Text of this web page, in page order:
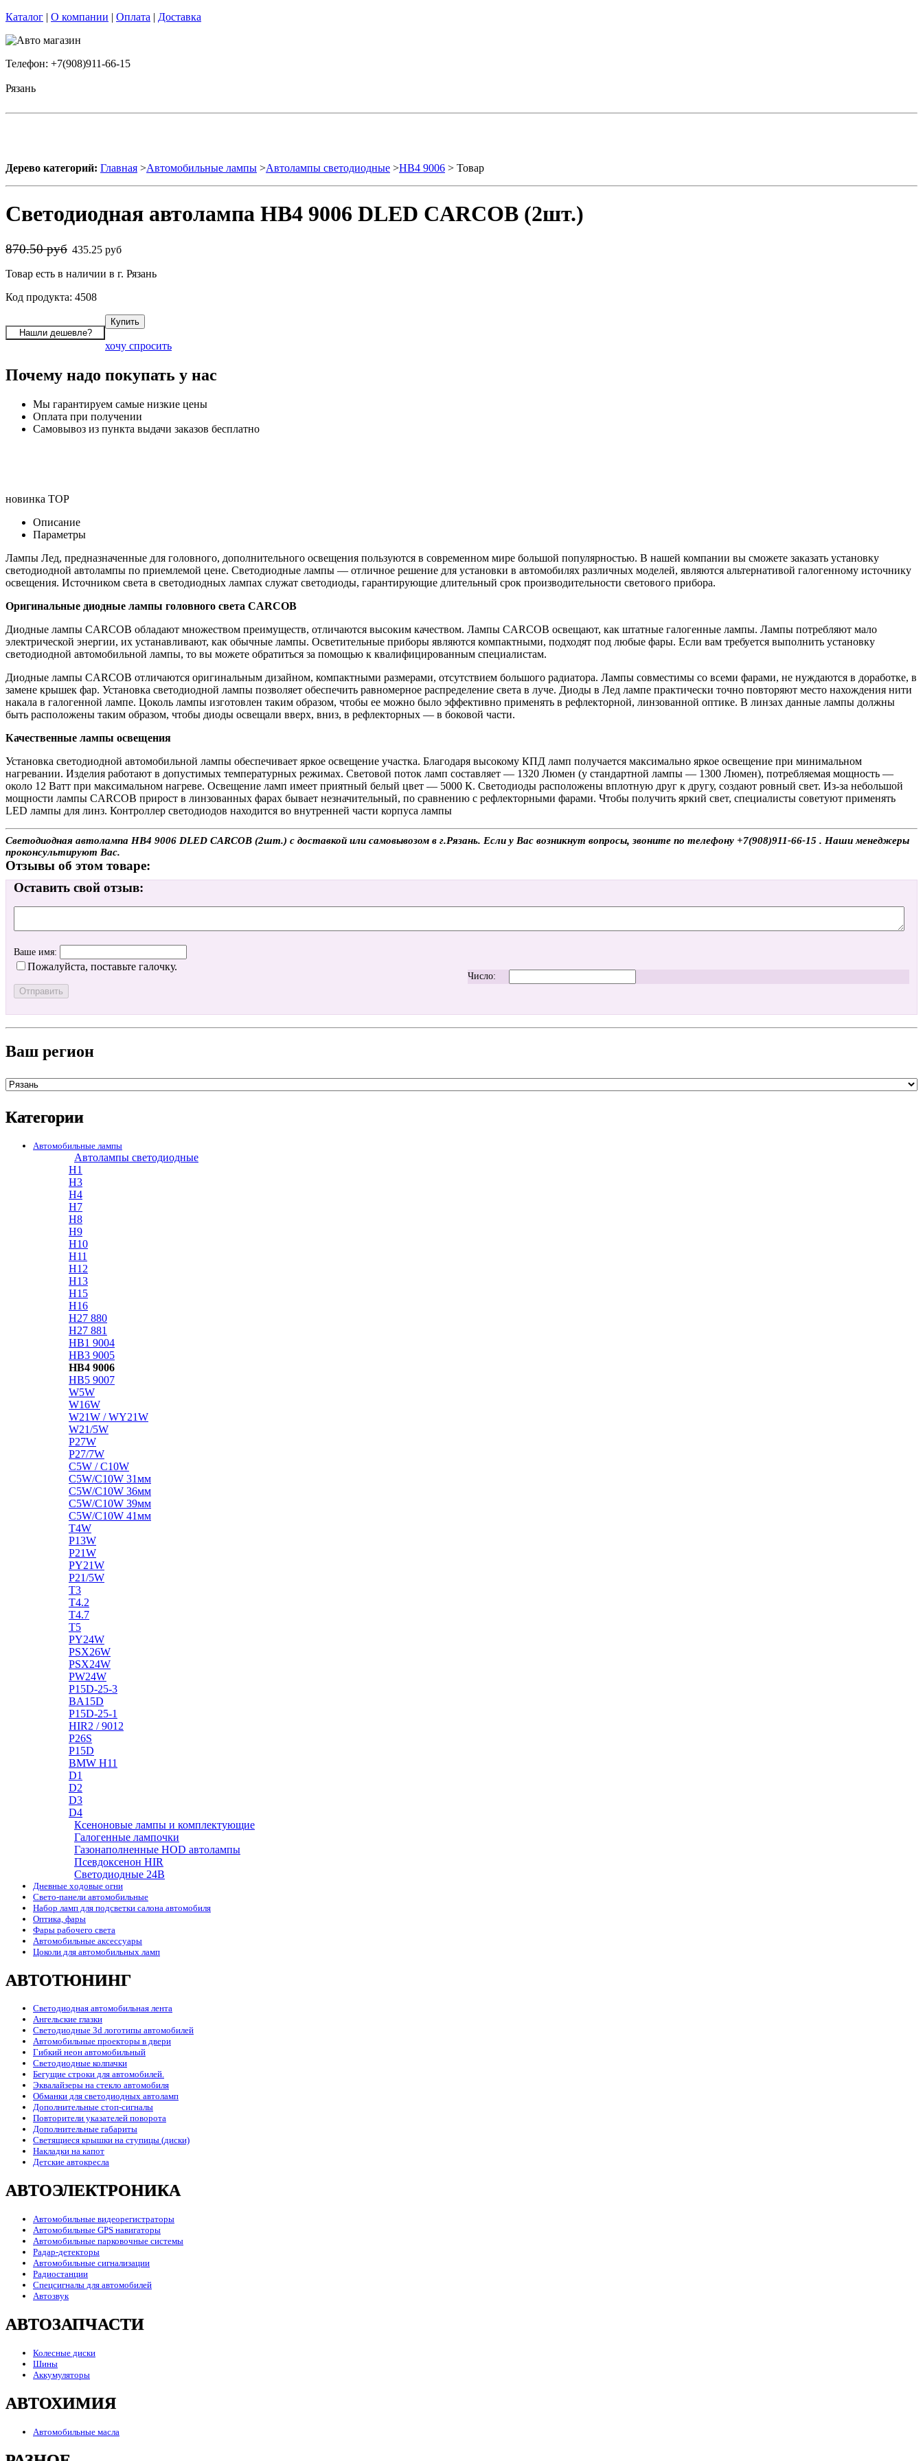
Каталог | О компании | Оплата | Доставка
Телефон: +7(908)911-66-15
Рязань
Дерево категорий: Главная >Автомобильные лампы >Автолампы светодиодные >HB4 9006 > Товар
Светодиодная автолампа HB4 9006 DLED CARCOB (2шт.)
870.50 руб 435.25 руб
Товар есть в наличии в г. Рязань
Код продукта: 4508
хочу спросить
Почему надо покупать у нас
Мы гарантируем самые низкие цены
Оплата при получении
Самовывоз из пункта выдачи заказов бесплатно
новинка TOP
Описание
Параметры
Лампы Лед, предназначенные для головного, дополнительного освещения пользуются в современном мире большой популярностью. В нашей компании вы сможете заказать установку
светодиодной автолампы по приемлемой цене. Светодиодные лампы — отличное решение для установки в автомобилях различных моделей, являются альтернативой галогенному источнику
освещения. Источником света в светодиодных лампах служат светодиоды, гарантирующие длительный срок производительности светового прибора.
Оригинальные диодные лампы головного света CARCOB
Диодные лампы CARCOB обладают множеством преимуществ, отличаются высоким качеством. Лампы CARCOB освещают, как штатные галогенные лампы. Лампы потребляют мало
электрической энергии, их устанавливают, как обычные лампы. Осветительные приборы являются компактными, подходят под любые фары. Если вам требуется выполнить установку
светодиодной автомобильной лампы, то вы можете обратиться за помощью к квалифицированным специалистам.
Диодные лампы CARCOB отличаются оригинальным дизайном, компактными размерами, отсутствием большого радиатора. Лампы совместимы со всеми фарами, не нуждаются в доработке, в
замене крышек фар. Установка светодиодной лампы позволяет обеспечить равномерное распределение света в луче. Диоды в Лед лампе практически точно повторяют место нахождения нити
накала в галогенной лампе. Цоколь лампы изготовлен таким образом, чтобы ее можно было эффективно применять в рефлекторной, линзованной оптике. В линзах данные лампы должны
быть расположены таким образом, чтобы диоды освещали вверх, вниз, в рефлекторных — в боковой части.
Качественные лампы освещения
Установка светодиодной автомобильной лампы обеспечивает яркое освещение участка. Благодаря высокому КПД ламп получается максимально яркое освещение при минимальном
нагревании. Изделия работают в допустимых температурных режимах. Световой поток ламп составляет — 1320 Люмен (у стандартной лампы — 1300 Люмен), потребляемая мощность —
около 12 Ватт при максимальном нагреве. Освещение ламп имеет приятный белый цвет — 5000 К. Светодиоды расположены вплотную друг к другу, создают ровный свет. Из-за небольшой
мощности лампы CARCOB прирост в линзованных фарах бывает незначительный, по сравнению с рефлекторными фарами. Чтобы получить яркий свет, специалисты советуют применять
LED лампы для линз. Контроллер светодиодов находится во внутренней части корпуса лампы
Светодиодная автолампа HB4 9006 DLED CARCOB (2шт.) с доставкой или самовывозом в г.Рязань. Если у Вас возникнут вопросы, звоните по телефону +7(908)911-66-15 . Наши менеджеры
проконсультируют Вас.
Отзывы об этом товаре:
Оставить свой отзыв:
Ваше имя:
Пожалуйста, поставьте галочку.
Число:
Ваш регион
Категории
Автомобильные лампы
Автолампы светодиодные
H1
H3
H4
H7
H8
H9
H10
H11
H12
H13
H15
H16
H27 880
H27 881
HB1 9004
HB3 9005
HB4 9006
HB5 9007
W5W
W16W
W21W / WY21W
W21/5W
P27W
P27/7W
C5W / C10W
C5W/C10W 31мм
C5W/C10W 36мм
C5W/C10W 39мм
C5W/C10W 41мм
T4W
P13W
P21W
PY21W
P21/5W
T3
T4.2
T4.7
T5
PY24W
PSX26W
PSX24W
PW24W
P15D-25-3
BA15D
P15D-25-1
HIR2 / 9012
P26S
P15D
BMW H11
D1
D2
D3
D4
Ксеноновые лампы и комплектующие
Галогенные лампочки
Газонаполненные HOD автолампы
Псевдоксенон HIR
Cветодиодные 24B
Дневные ходовые огни
Свето-панели автомобильные
Набор ламп для подсветки салона автомобиля
Оптика, фары
Фары рабочего света
Автомобильные аксессуары
Цоколи для автомобильных ламп
АВТОТЮНИНГ
Светодиодная автомобильная лента
Ангельские глазки
Светодиодные 3d логотипы автомобилей
Автомобильные проекторы в двери
Гибкий неон автомобильный
Светодиодные колпачки
Бегущие строки для автомобилей.
Эквалайзеры на стекло автомобиля
Обманки для светодиодных автоламп
Дополнительные стоп-сигналы
Повторители указателей поворота
Дополнительные габариты
Светящиеся крышки на ступицы (диски)
Накладки на капот
Детские автокресла
АВТОЭЛЕКТРОНИКА
Автомобильные видеорегистраторы
Автомобильные GPS навигаторы
Автомобильные парковочные системы
Радар-детекторы
Автомобильные сигнализации
Радиостанции
Спецсигналы для автомобилей
Автозвук
АВТОЗАПЧАСТИ
Колесные диски
Шины
Аккумуляторы
АВТОХИМИЯ
Автомобильные масла